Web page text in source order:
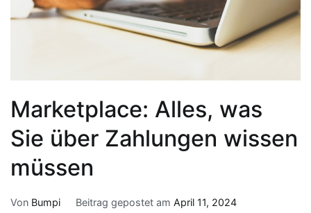
Marketplace: Alles, was
Sie über Zahlungen wissen
müssen
Von Bumpi Beitrag gepostet am April 11, 2024